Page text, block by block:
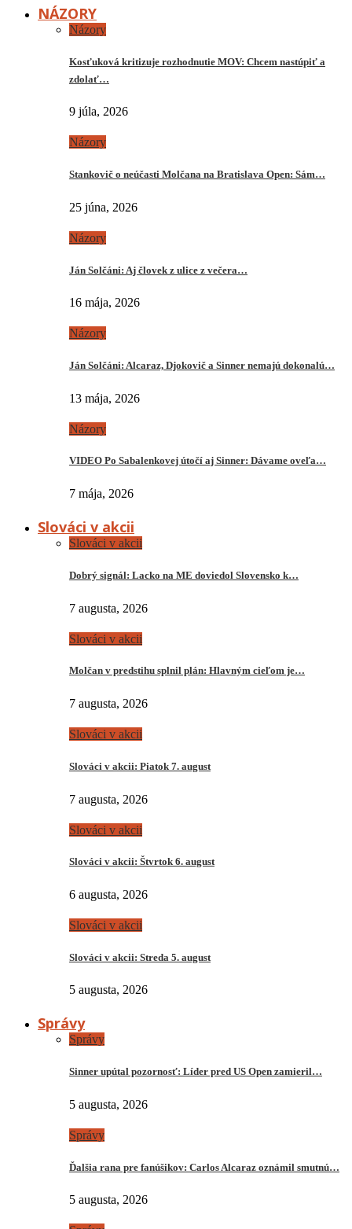
NÁZORY
Názory
Kosťuková kritizuje rozhodnutie MOV: Chcem nastúpiť a
zdolať…
9 júla, 2026
Názory
Stankovič o neúčasti Molčana na Bratislava Open: Sám…
25 júna, 2026
Názory
Ján Solčáni: Aj človek z ulice z večera…
16 mája, 2026
Názory
Ján Solčáni: Alcaraz, Djokovič a Sinner nemajú dokonalú…
13 mája, 2026
Názory
VIDEO Po Sabalenkovej útočí aj Sinner: Dávame oveľa…
7 mája, 2026
Slováci v akcii
Slováci v akcii
Dobrý signál: Lacko na ME doviedol Slovensko k…
7 augusta, 2026
Slováci v akcii
Molčan v predstihu splnil plán: Hlavným cieľom je…
7 augusta, 2026
Slováci v akcii
Slováci v akcii: Piatok 7. august
7 augusta, 2026
Slováci v akcii
Slováci v akcii: Štvrtok 6. august
6 augusta, 2026
Slováci v akcii
Slováci v akcii: Streda 5. august
5 augusta, 2026
Správy
Správy
Sinner upútal pozornosť: Líder pred US Open zamieril…
5 augusta, 2026
Správy
Ďalšia rana pre fanúšikov: Carlos Alcaraz oznámil smutnú…
5 augusta, 2026